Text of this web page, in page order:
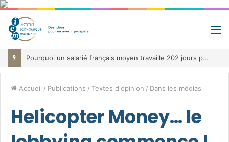
Pourquoi un salarié français moyen travaille 202 jours par an pour financer impôts et cotisations, un record dans toute l’Union européenne
Accueil / Publications / Textes d'opinion / Dans les médias
Helicopter Money… le